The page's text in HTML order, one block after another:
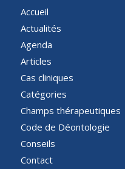
Accueil
Actualités
Agenda
Articles
Cas cliniques
Catégories
Champs thérapeutiques
Code de Déontologie
Conseils
Contact